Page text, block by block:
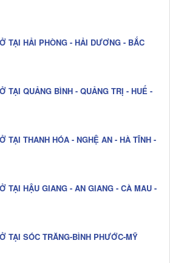
TẠI HẢI PHÒNG - HẢI DƯƠNG - BẮC
TẠI QUẢNG BÌNH - QUẢNG TRỊ - HUẾ -
TẠI THANH HÓA - NGHỆ AN - HÀ TĨNH -
TẠI HẬU GIANG - AN GIANG - CÀ MAU -
TẠI SÓC TRĂNG-BÌNH PHƯỚC-MỸ